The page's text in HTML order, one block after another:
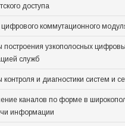
доступа
цифрового коммутационного
построения узкополосных
служб
и диагностики систем и
каналов по форме в
информации